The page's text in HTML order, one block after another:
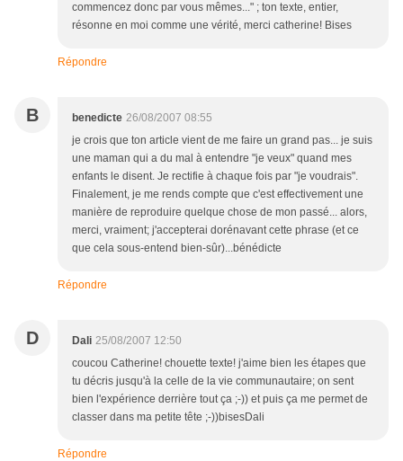
commencez donc par vous mêmes..." ; ton texte, entier,
résonne en moi comme une vérité, merci catherine! Bises
Répondre
B benedicte 26/08/2007 08:55
je crois que ton article vient de me faire un grand pas... je suis
une maman qui a du mal à entendre "je veux" quand mes
enfants le disent. Je rectifie à chaque fois par "je voudrais".
Finalement, je me rends compte que c'est effectivement une
manière de reproduire quelque chose de mon passé... alors,
merci, vraiment; j'accepterai dorénavant cette phrase (et ce
que cela sous-entend bien-sûr)...bénédicte
Répondre
D Dali 25/08/2007 12:50
coucou Catherine! chouette texte! j'aime bien les étapes que
tu décris jusqu'à la celle de la vie communautaire; on sent
bien l'expérience derrière tout ça ;-)) et puis ça me permet de
classer dans ma petite tête ;-))bisesDali
Répondre